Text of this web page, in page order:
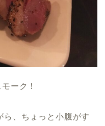
ーク！
ら、ちょっと小腹がす